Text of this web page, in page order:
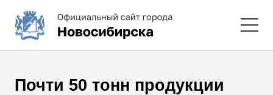
Почти 50 тонн продукции